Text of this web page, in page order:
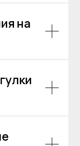
на